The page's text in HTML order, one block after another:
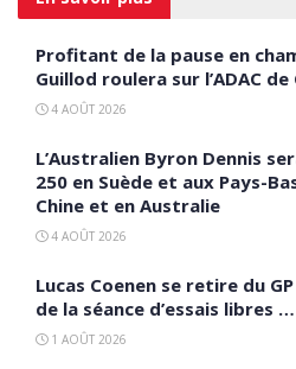
Profitant de la pause en
Guillod roulera sur l’ADAC
4 AOÛT 2026
L’Australien Byron Dennis
250 en Suède et aux Pays-
Chine et en Australie
4 AOÛT 2026
Lucas Coenen se retire du
de la séance d’essais libres …
1 AOÛT 2026